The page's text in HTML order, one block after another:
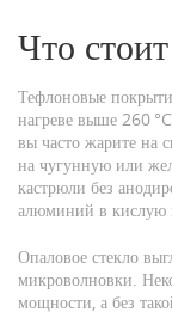
Что
Тефлоновые
нагреве выше 260
вы часто жарите на
на чугунную или
кастрюли без
алюминий в
Опаловое стекло
микроволновки.
мощности, а без